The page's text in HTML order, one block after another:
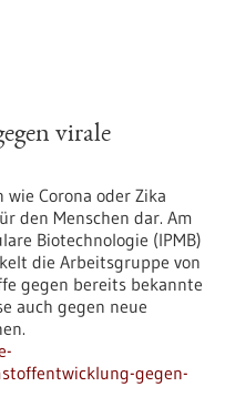
virale
Corona oder Zika
den Menschen dar. Am
Biotechnologie (IPMB)
die Arbeitsgruppe von
gegen bereits bekannte
auch gegen neue
gegen-